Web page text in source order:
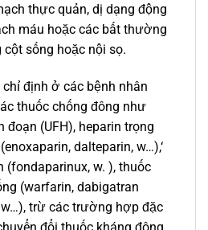
thực quản, dị dạng động
máu hoặc các bất thường
sống hoặc nội sọ.
định ở các bệnh nhân
thuốc chống đông như
đoạn (UFH), heparin trọng
dalteparin, w…),‘
(fondaparinux, w. ), thuốc
(warfarin, dabigatran
w…), trừ các trường hợp đặc
đổi thuốc kháng đông